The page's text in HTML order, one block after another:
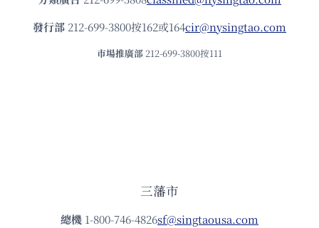
發⾏部 212-699-3800按162或164cir@nysingtao.com
市場推廣部 212-699-3800按111
三藩市
總機 1-800-746-4826sf@singtaousa.com